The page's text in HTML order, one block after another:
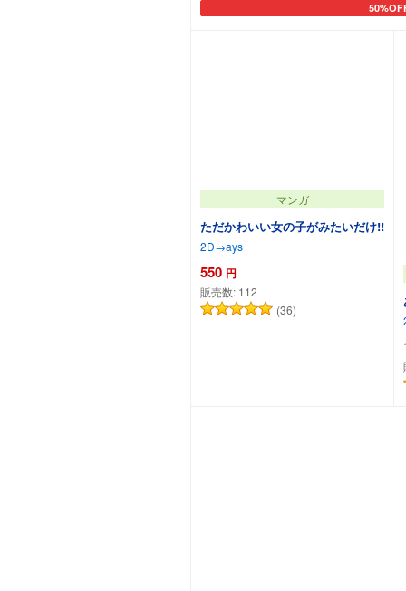
カートに
マンガ
ただかわいい女の子がみたいだけ!!
2D→ays
550 円
販売数: 112
(36)